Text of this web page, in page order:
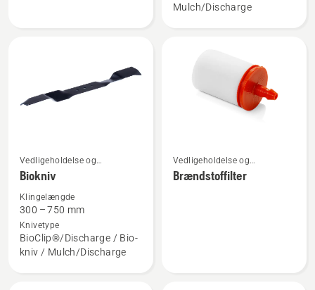
Mulch/Discharge
Se
flere
detaljer
om
Biokniv
Vedligeholdelse og
reservedele
Biokniv
Klingelængde
300 – 750 mm
Knivetype
BioClip®/Discharge / Bio-
kniv / Mulch/Discharge
Se
flere
Vedligeholdelse og
reservedele
Brændstoffilter